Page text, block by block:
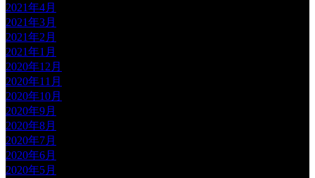
2021年4月
2021年3月
2021年2月
2021年1月
2020年12月
2020年11月
2020年10月
2020年9月
2020年8月
2020年7月
2020年6月
2020年5月